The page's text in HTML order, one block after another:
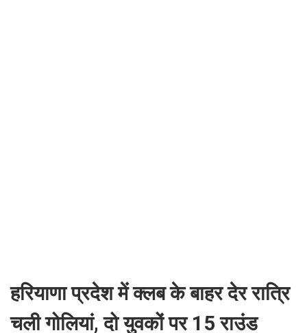
हरियाणा प्रदेश में क्लब के बाहर देर रात्रि
चली गोलियां, दो युवकों पर 15 राउंड